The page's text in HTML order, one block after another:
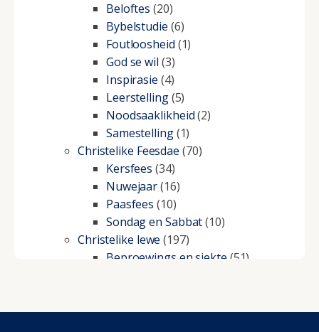
Beloftes (20)
Bybelstudie (6)
Foutloosheid (1)
God se wil (3)
Inspirasie (4)
Leerstelling(5)
Noodsaaklikheid(2)
Samestelling(1)
Christelike Feesdae (70)
Kersfees (34)
Nuwejaar(16)
Paasfees (10)
Sondag en Sabbat(10)
Christelike lewe (197)
Beproewings en siekte (51)
Geestelike Groei(10)